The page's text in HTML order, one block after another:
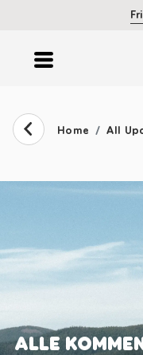
Home All
ALLE